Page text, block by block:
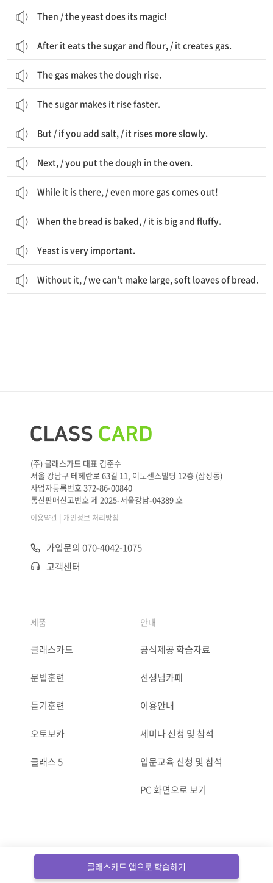
Then / the yeast does its magic!
After it eats the sugar and flour, / it creates gas.
The gas makes the dough rise.
The sugar makes it rise faster.
But / if you add salt, / it rises more slowly.
Next, / you put the dough in the oven.
While it is there, / even more gas comes out!
When the bread is baked, / it is big and fluffy.
Yeast is very important.
Without it, / we can't make large, soft loaves of bread.
클래스카드 앱으로 학습하기
(주) 클래스카드 대표 김준수
서울 강남구 테헤란로 63길 11, 이노센스빌딩 12층 (삼성동)
사업자등록번호 372-86-00840
통신판매신고번호 제 2025-서울강남-04389 호
이용약관 | 개인정보 처리방침
가입문의 070-4042-1075
고객센터
제품
클래스카드
문법훈련
듣기훈련
오토보카
클래스 5
안내
공식제공 학습자료
선생님카페
이용안내
세미나 신청 및 참석
입문교육 신청 및 참석
PC 화면으로 보기
ⓒCLASSCARD. All Rights reserved.